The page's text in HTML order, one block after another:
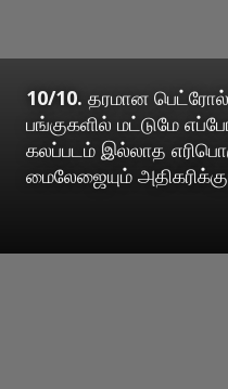
10/10. தரமான
பங்குகளில் மட்டுமே
கலப்படம் இல்லாத
மைலேஜையும்